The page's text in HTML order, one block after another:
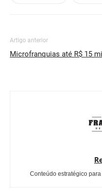
Artigo anterior
Microfranquias até R$ 15 mil
Conteúdo estratégico